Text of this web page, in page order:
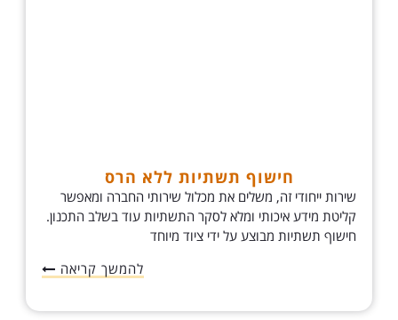
חישוף תשתיות ללא הרס
שירות ייחודי זה, משלים את מכלול שירותי החברה ומאפשר
קליטת מידע איכותי ומלא לסקר התשתיות עוד בשלב התכנון.
חישוף תשתיות מבוצע על ידי ציוד מיוחד
להמשך קריאה